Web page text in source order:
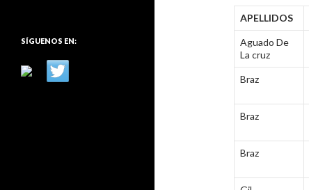
APELLIDOS
Aguado De
La cruz
Braz
Braz
Braz
SÍGUENOS EN: